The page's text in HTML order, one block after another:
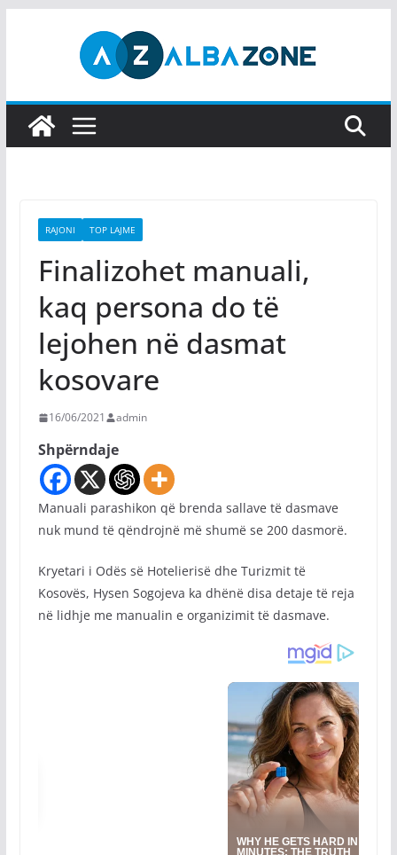
RAJONI TOP LAJME
Finalizohet manuali,
kaq persona do të
lejohen në dasmat
kosovare
16/06/2021 admin
Shpërndaje
Manuali parashikon që brenda sallave të dasmave
nuk mund të qëndrojnë më shumë se 200 dasmorë.
Kryetari i Odës së Hotelierisë dhe Turizmit të
Kosovës, Hysen Sogojeva ka dhënë disa detaje të reja
në lidhje me manualin e organizimit të dasmave.